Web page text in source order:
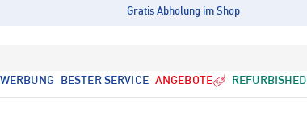
Gratis Abholung im Shop
BESTER SERVICE ANGEBOTE REFURBISHED